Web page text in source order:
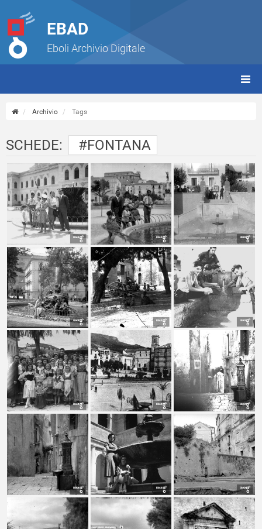
EBAD
Eboli Archivio Digitale
Archivio Tags
SCHEDE: #FONTANA